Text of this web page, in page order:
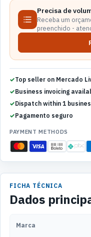
Precisa de
Receba um
preenchido -
Top seller on Mercado
Business invoicing
Dispatch within 1
Pagamento seguro
PAYMENT METHODS
FICHA TÉCNICA
Dados
Marca